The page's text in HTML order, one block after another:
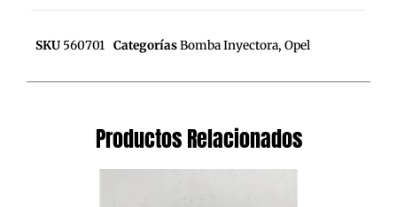
SKU 560701 CategoríasBomba Inyectora, Opel
Productos Relacionados